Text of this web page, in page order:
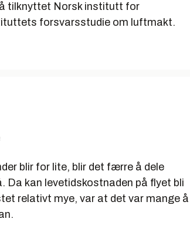
tilknyttet Norsk institutt for
forsvarsstudie om luftmakt.
blir for lite, blir det færre å dele
Da kan levetidskostnaden på flyet bli
relativt mye, var at det var mange å